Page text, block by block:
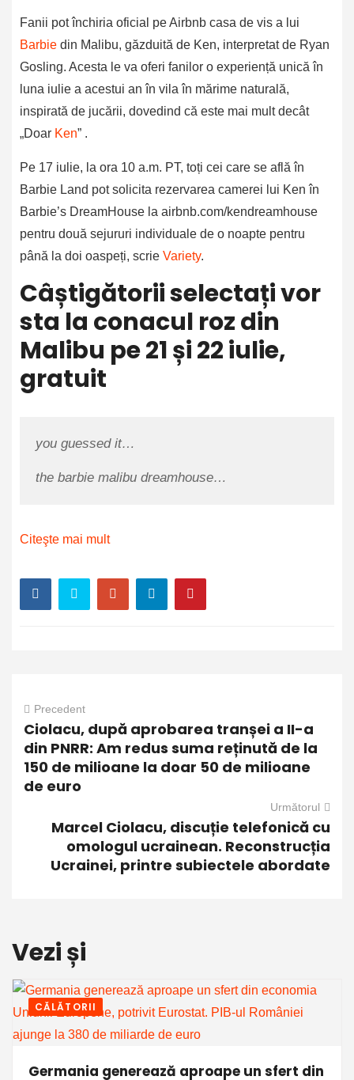
Fanii pot închiria oficial pe Airbnb casa de vis a lui
Barbie din Malibu, găzduită de Ken, interpretat de Ryan
Gosling. Acesta le va oferi fanilor o experiență unică în
luna iulie a acestui an în vila în mărime naturală,
inspirată de jucării, dovedind că este mai mult decât
„Doar Ken” .
Pe 17 iulie, la ora 10 a.m. PT, toți cei care se află în
Barbie Land pot solicita rezervarea camerei lui Ken în
Barbie’s DreamHouse la airbnb.com/kendreamhouse
pentru două sejururi individuale de o noapte pentru
până la doi oaspeți, scrie Variety.
Câștigătorii selectați vor
sta la conacul roz din
Malibu pe 21 și 22 iulie,
gratuit
you guessed it…
the barbie malibu dreamhouse…
Citeşte mai mult
Precedent
Ciolacu, după aprobarea tranșei a II-a
din PNRR: Am redus suma reținută de la
150 de milioane la doar 50 de milioane
de euro
Următorul
Marcel Ciolacu, discuție telefonică cu
omologul ucrainean. Reconstrucția
Ucrainei, printre subiectele abordate
Vezi și
CĂLĂTORII
Germania generează aproape un sfert din